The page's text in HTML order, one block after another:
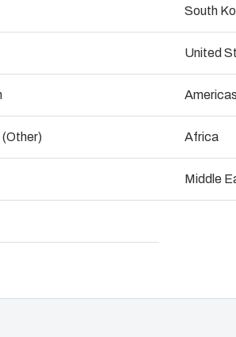
Technik &
Schalttafelmontage
(Other)
South
United
Africa
Middle
Experten sprechen